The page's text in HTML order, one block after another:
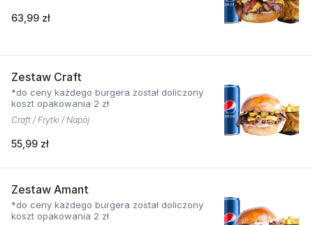
63,99 zł
Zestaw Craft
*do ceny każdego burgera został doliczony
koszt opakowania 2 zł
Craft / Frytki / Napój
55,99 zł
Zestaw Amant
*do ceny każdego burgera został doliczony
koszt opakowania 2 zł